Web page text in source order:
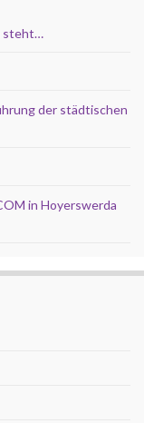
steht…
der städtischen
in Hoyerswerda